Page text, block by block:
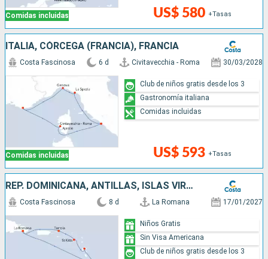
Comidas incluidas US$ 580 +Tasas
ITALIA, CÓRCEGA (FRANCIA), FRANCIA
Comidas incluidas
Costa Fascinosa 6 d Civitavecchia - Roma 30/03/2028
US$ 593 +Tasas
Club de niños gratis desde los 3
Gastronomía italiana
Comidas incluidas
REP. DOMINICANA, ANTILLAS, ISLAS VÍRGENES
Costa Fascinosa 8 d La Romana 17/01/2027
Niños Gratis
Sin Visa Americana
Club de niños gratis desde los 3